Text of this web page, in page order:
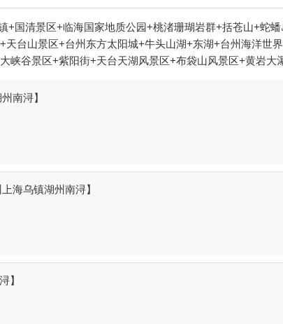
+国清景区+临海国家地质公园+桃渚珊瑚岩群+括苍山+
台山景区+台州东方太阳城+牛头山湖+东湖+台州海洋
峡谷景区+紫阳街+天台天湖风景区+布袋山风景区+黄岩
谷+台州马头山景区+牛头山风景区+双门石窟+台州仙居林
沙滩+仙居百花谷+天台龙穿峡漂流+台州太阳城梦幻灯光
物园+仙居大江南牡丹园+仙居欢乐谷南溪漂流+天台龙官
+牧云谷景区+潘家小镇情人谷+温岭山海之韵高空玻璃桥
馆+黄岩天空之城+仙居雨花梅亭精品民宿+台州市博物馆+
物（雕塑）园+黄岩柔川景区+黄岩天空之城--已下线+玉
南浔】
海乌镇湖州南浔】
】